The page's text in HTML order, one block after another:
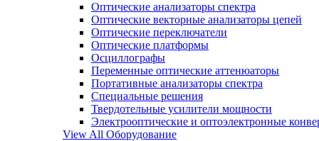
Оптические анализаторы спектра
Оптические векторные анализаторы цепей
Оптические переключатели
Оптические платформы
Осциллографы
Переменные оптические аттенюаторы
Портативные анализаторы спектра
Специальные решения
Твердотельные усилители мощности
Электрооптические и оптоэлектронные
View All Оборудование